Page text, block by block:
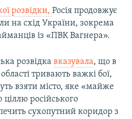
розвідки, Росія продовжує
на схід України, зокрема
із «ПВК Вагнера».
розвідка вказувала, що в
тривають важкі бої,
взяти місто, яке «майже
російського
сухопутний коридор з